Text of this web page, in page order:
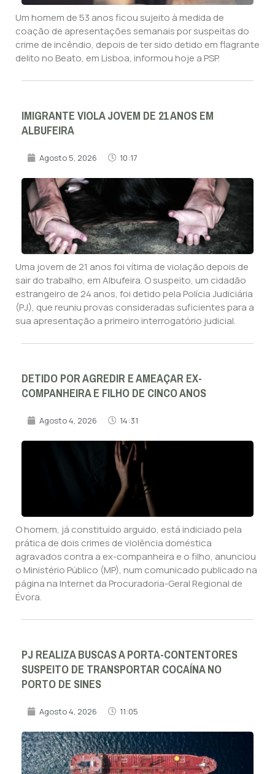
Um homem de 53 anos ficou sujeito à medida de
coação de apresentações semanais por suspeitas do
crime de incêndio, depois de ter sido detido em flagrante
delito no Beato, em Lisboa, informou hoje a PSP.
IMIGRANTE VIOLA JOVEM DE 21 ANOS EM
ALBUFEIRA
Agosto 5, 2026 10:17
Uma jovem de 21 anos foi vítima de violação depois de
sair do trabalho, em Albufeira. O suspeito, um cidadão
estrangeiro de 24 anos, foi detido pela Polícia Judiciária
(PJ), que reuniu provas consideradas suficientes para a
sua apresentação a primeiro interrogatório judicial.
DETIDO POR AGREDIR E AMEAÇAR EX-
COMPANHEIRA E FILHO DE CINCO ANOS
Agosto 4, 2026 14:31
O homem, já constituído arguido, está indiciado pela
prática de dois crimes de violência doméstica
agravados contra a ex-companheira e o filho, anunciou
o Ministério Público (MP), num comunicado publicado na
página na Internet da Procuradoria-Geral Regional de
Évora.
PJ REALIZA BUSCAS A PORTA-CONTENTORES
SUSPEITO DE TRANSPORTAR COCAÍNA NO
PORTO DE SINES
Agosto 4, 2026 11:05